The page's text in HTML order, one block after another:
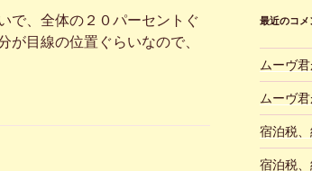
で、全体の２０パーセントぐ
が目線の位置ぐらいなので、
最近のコメ
ムーヴ
ムーヴ
宿泊税
宿泊税